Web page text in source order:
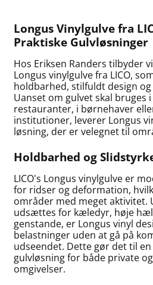
Longus Vinylgulve fra
Praktiske Gulvløsninger
Hos Eriksen Randers tilbyder
Longus vinylgulve fra LICO,
holdbarhed, stilfuldt design
Uanset om gulvet skal bruges
restauranter, i børnehaver
institutioner, leverer Longus
løsning, der er velegnet til
Holdbarhed og
LICO's Longus vinylgulve er
for ridser og deformation,
områder med meget aktivitet.
udsættes for kæledyr, høje
genstande, er Longus vinyl
belastninger uden at gå på
udseendet. Dette gør det til
gulvløsning for både private
omgivelser.